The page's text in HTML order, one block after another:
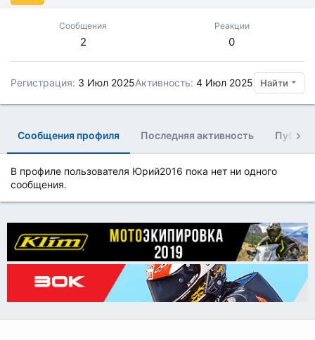
Сообщения
2
Реакции
0
Регистрация 3 Июл 2025Активность 4 Июл 2025 Найти
Сообщения профиля Последняя активность
В профиле пользователя Юрий2016 пока нет ни одного
сообщения.